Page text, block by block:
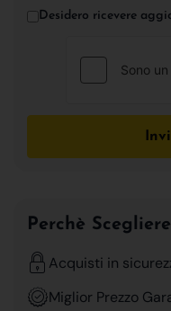
Desidero ricevere
Perchè
Acquisti in
Miglior Prezzo